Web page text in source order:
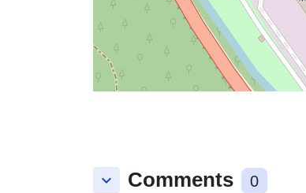
keyboard_arrow_down Comments 0